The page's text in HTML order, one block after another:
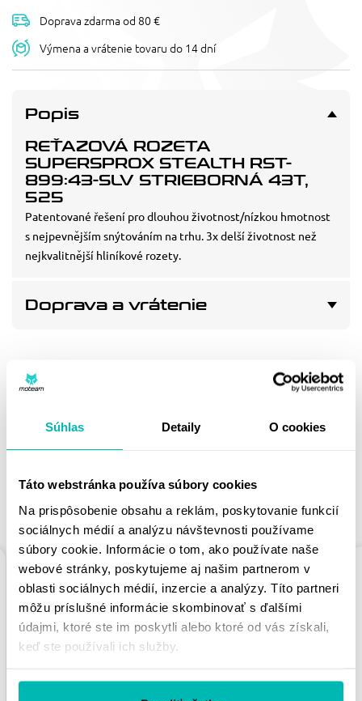
Súhlas Detaily O cookies
Táto webstránka používa súbory cookies
Na prispôsobenie obsahu a reklám, poskytovanie funkcií
sociálnych médií a analýzu návštevnosti používame
súbory cookie. Informácie o tom, ako používate naše
webové stránky, poskytujeme aj našim partnerom v
oblasti sociálnych médií, inzercie a analýzy. Títo partneri
môžu príslušné informácie skombinovať s ďalšími
údajmi, ktoré ste im poskytli alebo ktoré od vás získali,
keď ste používali ich služby.
Doprava zdarma od 80 €
Výmena a vrátenie tovaru do 14 dní
Popis
REŤAZOVÁ ROZETA
SUPERSPROX STEALTH RST-
899:43-SLV STRIEBORNÁ 43T,
525
Patentované řešení pro dlouhou životnost/nízkou hmotnost
s nejpevnějším snýtováním na trhu. 3x delší životnost než
nejkvalitnější hliníkové rozety.
Doprava a vrátenie
MOHLO BY SA VÁM
PODOBNÉ PRODUKTY